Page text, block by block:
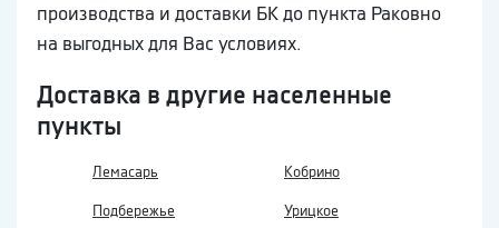
производства и доставки БК до пункта Раковно
на выгодных для Вас условиях.
Доставка в другие населенные
пункты
Лемасарь Кобрино
Подбережье Урицкое